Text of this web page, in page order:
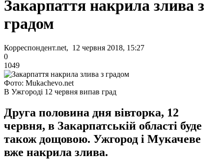
Закарпаття накрила злива з
градом
Корреспондент.net, 12 червня 2018, 15:27
0
1049
Фото: Мukachevo.net
В Ужгороді 12 червня випав град
Друга половина дня вівторка, 12
червня, в Закарпатській області буде
також дощовою. Ужгород і Мукачеве
вже накрила злива.